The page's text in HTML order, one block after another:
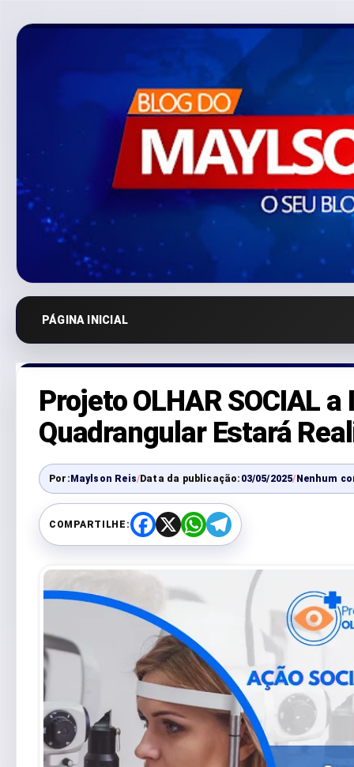
PÁGINA INICIAL
Projeto OLHAR SOCIAL
Quadrangular Estará
Por:Maylson Reis/Data da publicação: 03/05/2025/Nenhum
COMPARTILHE:
F
a
o
k
X
W
h
A
p
T
e